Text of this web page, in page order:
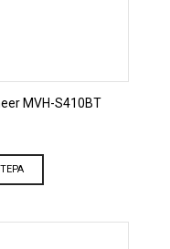
MVH-S410BT